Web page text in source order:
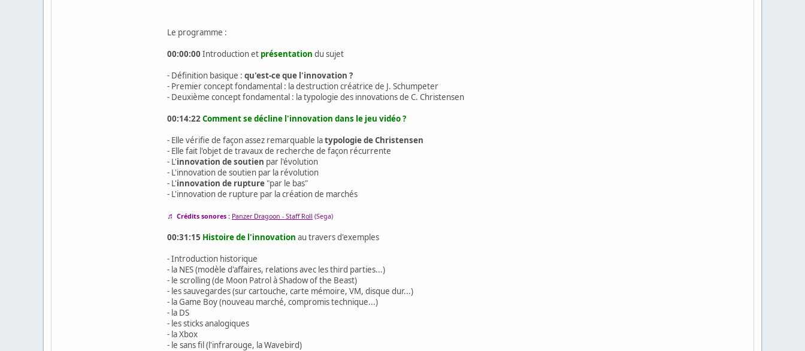
Le programme :
00:00:00 Introduction et présentation du sujet
- Définition basique : qu'est-ce que l'innovation ?
- Premier concept fondamental : la destruction créatrice de J. Schumpeter
- Deuxième concept fondamental : la typologie des innovations de C. Christensen
00:14:22Comment se décline l'innovation dans le jeu vidéo ?
- Elle vérifie de façon assez remarquable latypologie de Christensen
- Elle fait l'objet de travaux de recherche de façon récurrente
- L'innovation de soutien par l'évolution
- L'innovation de soutien par la révolution
- L'innovation de rupture "par le bas"
- L'innovation de rupture par la création de marchés
♬ Crédits sonores : Panzer Dragoon - Staff Roll (Sega)
00:31:15 Histoire de l'innovation au travers d'exemples
- Introduction historique
- la NES (modèle d'affaires, relations avec les third parties...)
- le scrolling (de Moon Patrol à Shadow of the Beast)
- les sauvegardes (sur cartouche, carte mémoire, VM, disque dur...)
- la Game Boy (nouveau marché, compromis technique...)
- la DS
- les sticks analogiques
- la Xbox
- le sans fil (l'infrarouge, la Wavebird)